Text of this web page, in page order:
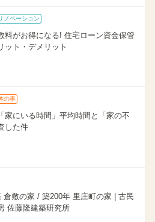
ノベーション
料がお得になる! 住宅ローン資金保管
ット・デメリット
の事
家にいる時間」平均時間と「家の不
した件
倉敷の家 / 築200年 里庄町の家 | 古民
佐藤隆建築研究所